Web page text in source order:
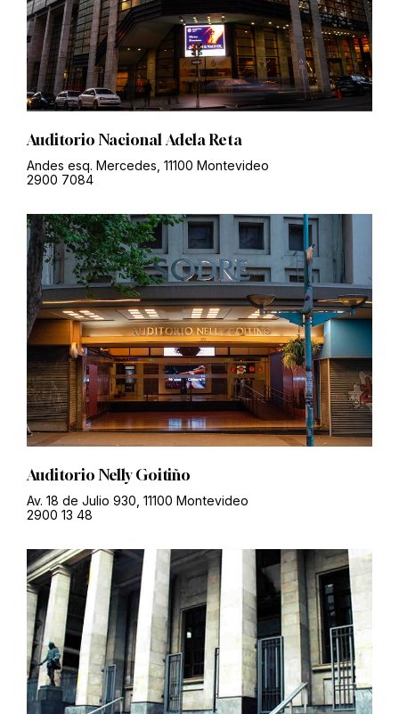
Auditorio Nacional Adela Reta
Andes esq. Mercedes, 11100 Montevideo
2900 7084
Auditorio Nelly Goitiño
Av. 18 de Julio 930, 11100 Montevideo
2900 13 48